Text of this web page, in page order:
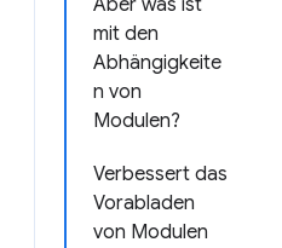
Aber was ist
mit den
Abhängigkeite
n von
Modulen?
Verbessert das
Vorabladen
von Modulen